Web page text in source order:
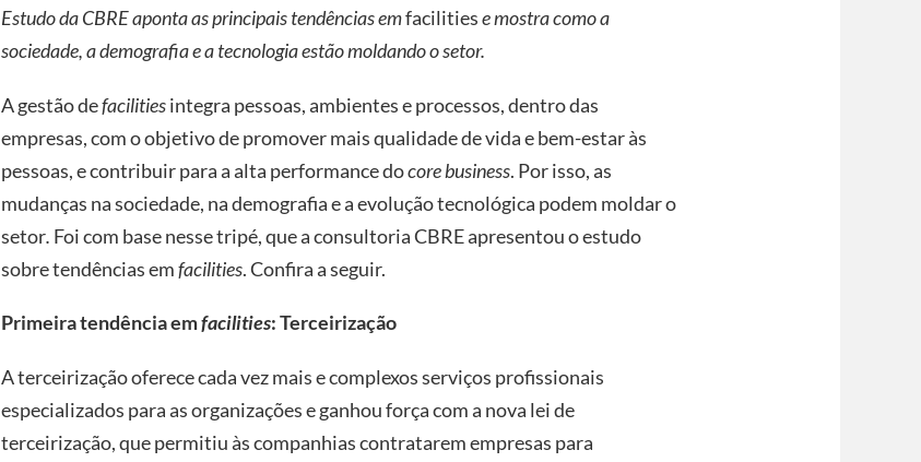
Estudo da CBRE aponta as principais tendências emfacilitiese mostra como a
sociedade, a demografia e a tecnologia estão moldando o setor.
A gestão defacilitiesintegra pessoas, ambientes e processos, dentro das
empresas, com o objetivo de promover mais qualidade de vida e bem-estar às
pessoas, e contribuir para a alta performance docore business. Por isso, as
mudanças na sociedade, na demografia e a evolução tecnológica podem moldar o
setor. Foi com base nesse tripé, que a consultoria CBRE apresentou o estudo
sobre tendências emfacilities. Confira a seguir.
Primeira tendência emfacilities: Terceirização
A terceirização oferece cada vez mais e complexos serviços profissionais
especializados para as organizações e ganhou força com a nova lei de
terceirização, que permitiu às companhias contratarem empresas para